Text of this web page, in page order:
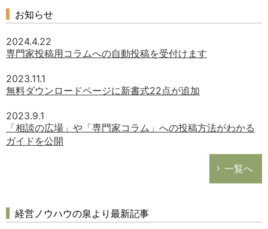
お知らせ
2024.4.22
専門家投稿用コラムへの自動投稿を受付けます
2023.11.1
無料ダウンロードページに新書式22点が追加
2023.9.1
「相談の広場」や「専門家コラム」への投稿方法がわかる
ガイドを公開
一覧へ
経営ノウハウの泉より最新記事